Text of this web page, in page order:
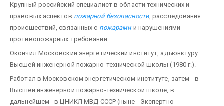
Крупный российский специалист в области технических и
правовых аспектов пожарной безопасности, расследования
про­исшествий, связанных с пожарамии нарушениями
противопожарных требований.
Окончил Московский энергетический институт, адъюнктуру
Высшей инженерной пожарно-технической школы (1980 г.).
Работал в Московском энергетическом институте, затем - в
Высшей инженерной пожарно-технической школе, в
дальнейшем - в ЦНИКЛ МВД СССР (ныне - Экспертно-